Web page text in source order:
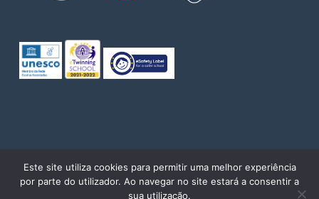
twitter facebookpinterestlinkedinyoutubeinstagram
Este site utiliza cookies para permitir uma melhor experiência
por parte do utilizador. Ao navegar no site estará a consentir a
sua utilização.